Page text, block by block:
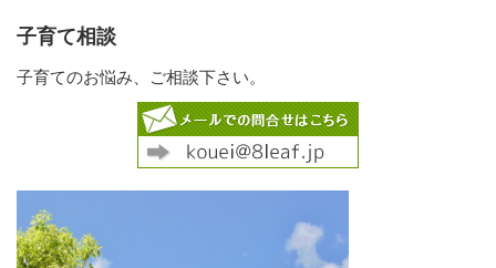
子育て相談
子育てのお悩み、ご相談下さい。